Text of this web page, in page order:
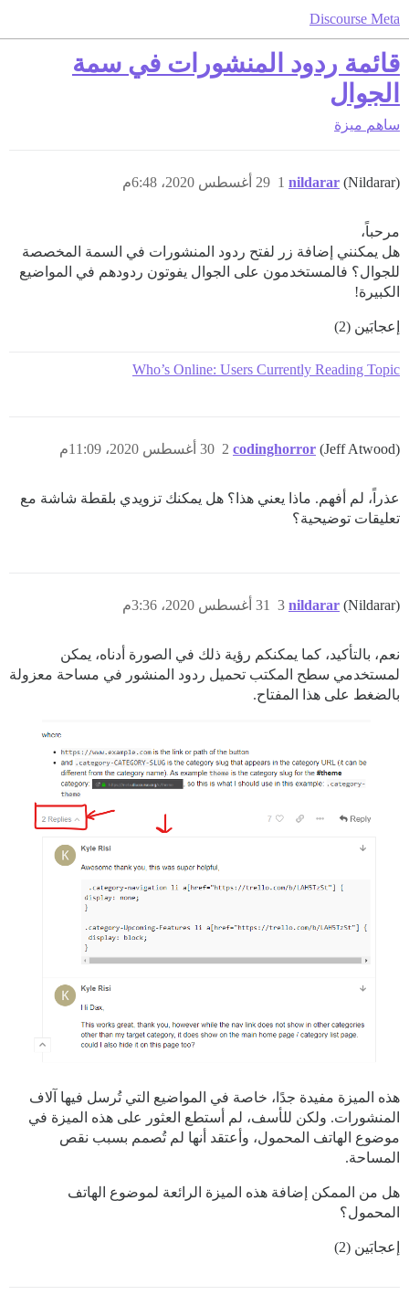
Discourse Meta
قائمة ردود المنشورات في سمة
الجوال
ساهم ميزة
nildarar (Nildarar) 29 أغسطس 2020، 6:48م 1
مرحباً،
هل يمكنني إضافة زر لفتح ردود المنشورات في السمة المخصصة
للجوال؟ فالمستخدمون على الجوال يفوتون ردودهم في المواضيع
الكبيرة!
إعجابَين (2)
Who’s Online: Users Currently Reading Topic
codinghorror (Jeff Atwood) 30 أغسطس 2020، 11:09م 2
عذراً، لم أفهم. ماذا يعني هذا؟ هل يمكنك تزويدي بلقطة شاشة مع
تعليقات توضيحية؟
nildarar (Nildarar) 31 أغسطس 2020، 3:36م 3
نعم، بالتأكيد، كما يمكنكم رؤية ذلك في الصورة أدناه، يمكن
لمستخدمي سطح المكتب تحميل ردود المنشور في مساحة معزولة
بالضغط على هذا المفتاح.
هذه الميزة مفيدة جدًا، خاصة في المواضيع التي تُرسل فيها آلاف
المنشورات. ولكن للأسف، لم أستطع العثور على هذه الميزة في
موضوع الهاتف المحمول، وأعتقد أنها لم تُصمم بسبب نقص
المساحة.
هل من الممكن إضافة هذه الميزة الرائعة لموضوع الهاتف
المحمول؟
إعجابَين (2)